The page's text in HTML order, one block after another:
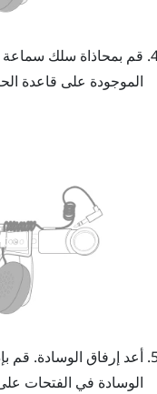
قم بمحاذاة سلك سماعة
الموجودة على قاعدة
أعد إرفاق الوسادة. قم
الوسادة في الفتحات